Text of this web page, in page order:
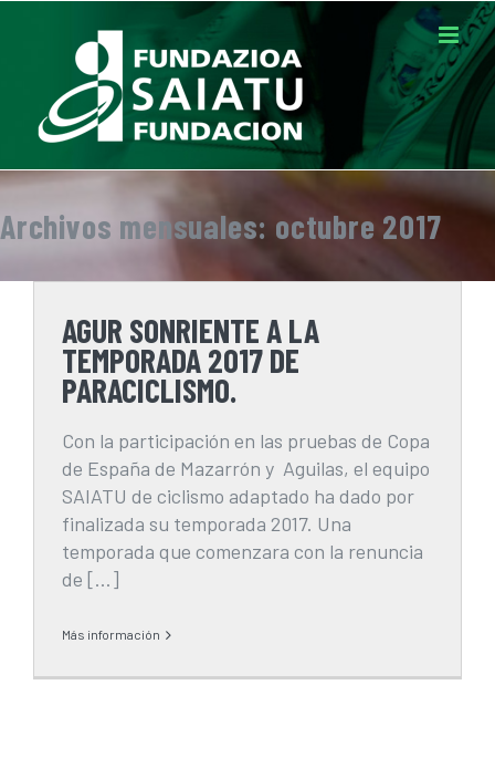
contenido
Archivos mensuales: octubre 2017
AGUR SONRIENTE A LA
TEMPORADA 2017 DE
PARACICLISMO.
Con la participación en las pruebas de Copa
de España de Mazarrón y Aguilas, el equipo
SAIATU de ciclismo adaptado ha dado por
finalizada su temporada 2017. Una
temporada que comenzara con la renuncia
de […]
Más información